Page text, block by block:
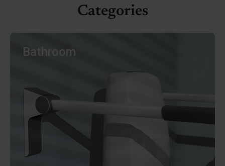
Categories
Bathroom